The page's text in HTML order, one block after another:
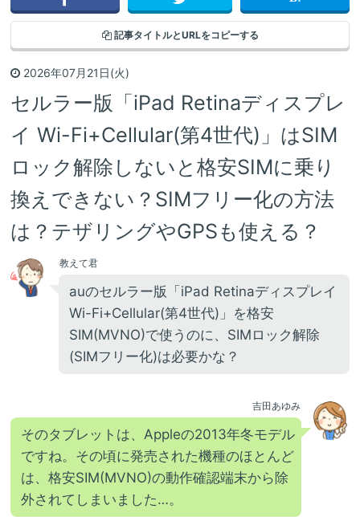
記事タイトルとURLをコピーする
2026年07月21日(火)
セルラー版「iPad Retinaディスプレ
イ Wi-Fi+Cellular(第4世代)」はSIM
ロック解除しないと格安SIMに乗り
換えできない？SIMフリー化の方法
は？テザリングやGPSも使える？
教えて君
auのセルラー版「iPad Retinaディスプレイ
Wi-Fi+Cellular(第4世代)」を格安
SIM(MVNO)で使うのに、SIMロック解除
(SIMフリー化)は必要かな？
吉田あゆみ
そのタブレットは、Appleの2013年冬モデル
ですね。その頃に発売された機種のほとんど
は、格安SIM(MVNO)の動作確認端末から除
外されてしまいました…。